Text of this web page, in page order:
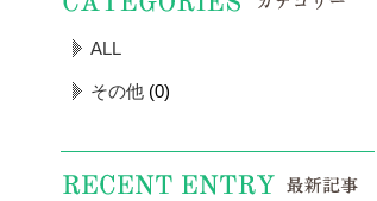
ALL
その他 (0)